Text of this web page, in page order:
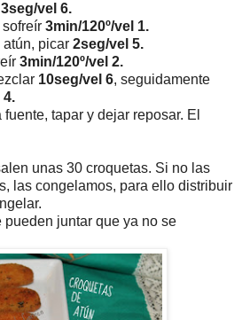
3seg/vel 6.
3min/120º/vel 1.
picar 2seg/vel 5.
3min/120º/vel 2.
10seg/vel 6, seguidamente
4.
tapar y dejar reposar. El
unas 30 croquetas. Si no las
las congelamos, para ello distribuir
juntar que ya no se